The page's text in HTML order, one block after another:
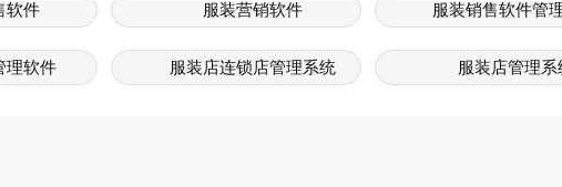
软件 服装营销软件 服装销售软件管
理软件 服装店连锁店管理系统 服装店管理系